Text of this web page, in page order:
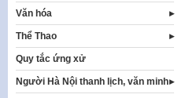
Văn hóa
Thể Thao
Quy tắc ứng xử
Người Hà Nội thanh lịch, văn minh